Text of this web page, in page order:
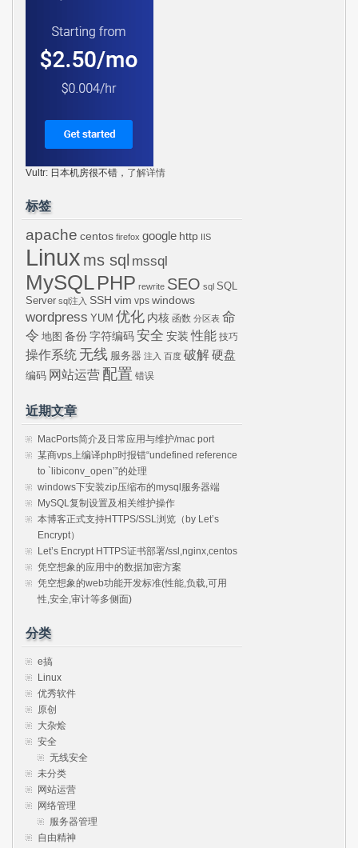
Vultr: 日本机房很不错， 了解详情
标签
apache centos firefox google http IIS
Linux ms sql mssql
MySQLPHP rewrite SEO sql SQL
Server sql注入 SSH vim vps windows
wordpress YUM 优化 内核 函数 分区表 命
令 地图 备份 字符编码 安全 安装 性能 技巧
操作系统 无线 服务器 注入 百度 破解硬盘
编码 网站运营 配置 错误
近期文章
MacPorts简介及日常应用与维护/mac port
某商vps上编译php时报错“undefined reference
to `libiconv_open’”的处理
windows下安装zip压缩布的mysql服务器端
MySQL复制设置及相关维护操作
本博客正式支持HTTPS/SSL浏览（by Let’s
Encrypt）
Let’s Encrypt HTTPS证书部署/ssl,nginx,centos
凭空想象的应用中的数据加密方案
凭空想象的web功能开发标准(性能,负载,可用
性,安全,审计等多侧面)
分类
e搞
Linux
优秀软件
原创
大杂烩
安全
无线安全
未分类
网站运营
网络管理
服务器管理
自由精神